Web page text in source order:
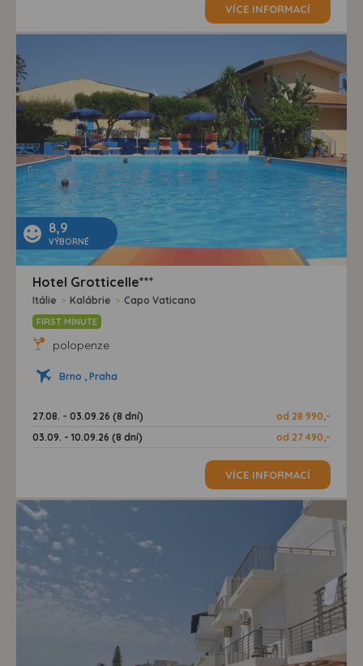
VÍCE INFORMACÍ
8,9
VÝBORNÉ
Hotel Grotticelle***
Itálie > Kalábrie > Capo Vaticano
FIRST MINUTE
polopenze
Brno , Praha
27.08. - 03.09.26 (8 dní)
od 28 990,-
03.09. - 10.09.26 (8 dní)
od 27 490,-
VÍCE INFORMACÍ